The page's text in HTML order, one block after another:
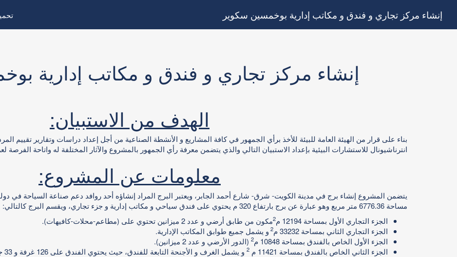
إنشاء مركز تجاري و فندق و مكاتب إدارية بوخمسين سكوير
إنشاء مركز تجاري و فندق و مكاتب إدارية
الهدف من الاستبيان:
بناء على قرار من الهيئة العامة للبيئة للأخذ برأي الجمهور في كافة المشاريع و الأنشطة الصناعية من أجل إعداد دراسات وتقارير
انترناشيونال للاستشارات البيئية بإعداد الاستبيان التالي والذي يتضمن معرفة رأي الجمهور بالمشروع والآثار المختلفة له واتاحة
معلومات عن المشروع:
يتضمن المشروع إنشاء برج في مدينة الكويت- شرق- شارع أحمد الجابر، ويعتبر البرج المراد إنشاؤه أحد روافد دعم صناعة السياحة في
مساحة 6776.36 متر مربع وهو عبارة عن برج بارتفاع 320 م يحتوي على فندق سياحي و مكاتب إدارية و جزء تجاري، ويقسم البرج كالتالي:
الجزء التجاري الأول بمساحة 12194 م
2مكون من طابق أرضي و عدد 2 ميزانين تحتوي على (مطاعم-محلات-كافيهات).
الجزء التجاري الثاني بمساحة 33232 م
2 و يشمل جميع طوابق المكاتب الإدارية.
الجزء الأول الخاص بالفندق بمساحة 10848 م
2 (الدور الأرضي و عدد 2 ميزانين).
الجزء الثاني الخاص بالفندق بمساحة 11421 م
2 و يشمل الغرف و الأجنحة التابعة للفندق، حيث يحتوي الفندق على 126 غرفة و 33 جناح و 10 شقق فندقية حسب التصميم المعتمد.